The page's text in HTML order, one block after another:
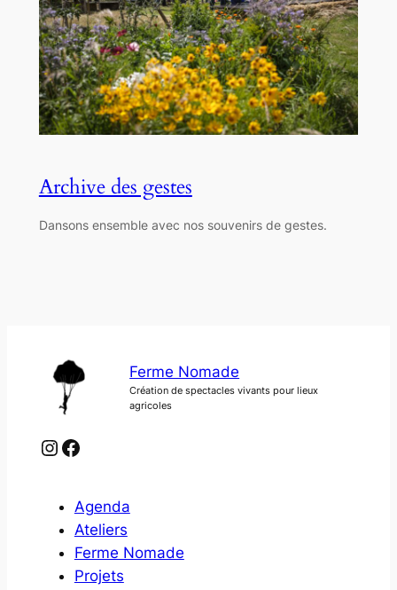
Archive des gestes
Dansons ensemble avec nos souvenirs de gestes.
Ferme Nomade
Création de spectacles vivants pour lieux
agricoles
Instagram Facebook
Agenda
Ateliers
Ferme Nomade
Projets